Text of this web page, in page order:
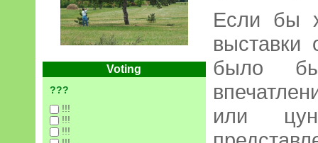
Voting
???
!!!
!!!
!!!
Если бы
выставки
было
или